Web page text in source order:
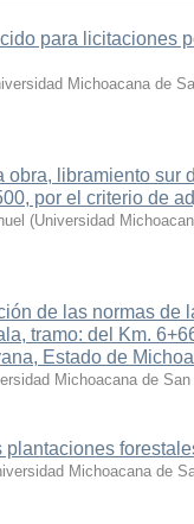
para licitaciones
Michoacana de
obra, libramiento sur
por el criterio de
(Universidad
de las normas de
tramo: del Km.
Estado de
Michoacana de
Michoacana de